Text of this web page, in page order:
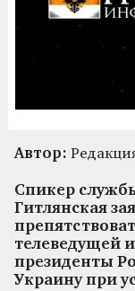
Автор:
Спикер
Гитлянская
телеведущей
президенты
Украину при